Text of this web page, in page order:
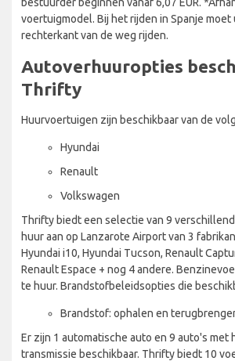
voertuigmodel. Bij het rijden in Spanje moet
rechterkant van de weg rijden.
Autoverhuuropties
Thrifty
Huurvoertuigen zijn beschikbaar van de
Hyundai
Renault
Volkswagen
Thrifty biedt een selectie van 9
huur aan op Lanzarote Airport van 3
Hyundai i10, Hyundai Tucson, Renault
Renault Espace + nog 4 andere.
te huur. Brandstofbeleidsopties die
Brandstof: ophalen en
Er zijn 1 automatische auto en 9 auto's met
transmissie beschikbaar. Thrifty biedt 10